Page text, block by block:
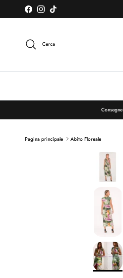
Passa ai contenuti
FacebookInstagramTikTok
Cerca
Pagina principale Abito Floreale